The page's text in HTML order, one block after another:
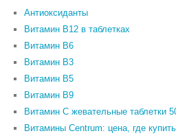
Антиоксиданты
Витамин B12 в таблетках
Витамин B6
Витамин В3
Витамин В5
Витамин В9
Витамин С жевательные таблетки
Витамины Centrum: цена, где